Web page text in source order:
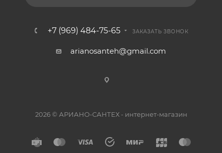
+7 (969) 484-75-65 ЗАКАЗАТЬ ЗВОНОК
arianosanteh@gmail.com
2026 © АРИАНО-САНТЕХ - интернет-магазин